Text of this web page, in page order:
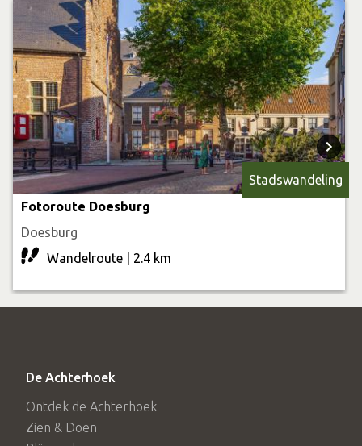
achterzijde van het van Brakelhofje was het vroegere
schoolplein van de Katholieke jongensschool en daarvoor
was het de binnenplaats van het huis van
ontdekkingsreiziger Robert-Jacob Gordon (1743-1795).
Stadswandeling
Fotoroute Doesburg
Doesburg
Wandelroute | 2.4 km
De Achterhoek
Ontdek de Achterhoek
Zien & Doen